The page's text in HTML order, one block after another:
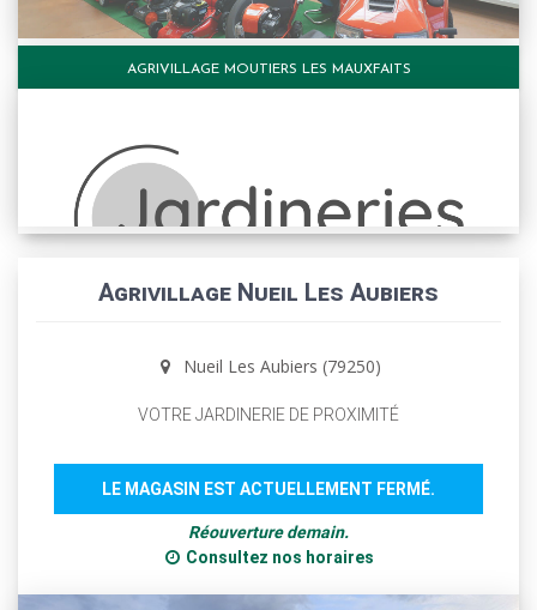
AGRIVILLAGE MOUTIERS LES MAUXFAITS
Agrivillage Nueil Les Aubiers
Nueil Les Aubiers (79250)
VOTRE JARDINERIE DE PROXIMITÉ
LE MAGASIN EST ACTUELLEMENT FERMÉ.
Réouverture demain.
Consultez nos horaires